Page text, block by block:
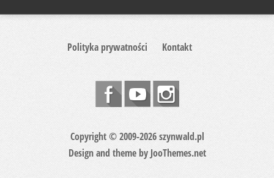
Polityka prywatności Kontakt
Copyright © 2009-2026 szynwald.pl
Design and theme by JooThemes.net